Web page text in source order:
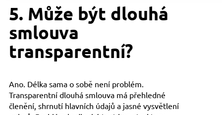
5. Může být dlouhá
smlouva
transparentní?
Ano. Délka sama o sobě není problém.
Transparentní dlouhá smlouva má přehledné
členění, shrnutí hlavních údajů a jasné vysvětlení